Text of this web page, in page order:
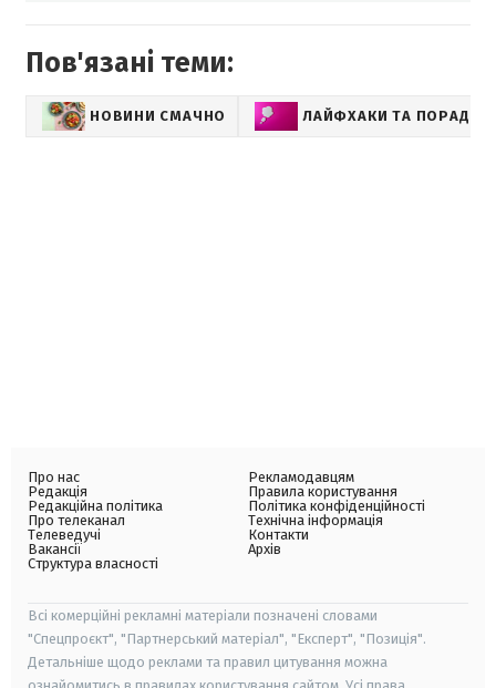
Пов'язані теми:
НОВИНИ СМАЧНО ЛАЙФХАКИ ТА ПОРАДИ
Про нас
Редакція
Редакційна політика
Про телеканал
Телеведучі
Вакансії
Структура власності
Рекламодавцям
Правила користування
Політика конфіденційності
Технічна інформація
Контакти
Архів
Всі комерційні рекламні матеріали позначені словами
"Спецпроєкт", "Партнерський матеріал", "Експерт", "Позиція".
Детальніше щодо реклами та правил цитування можна